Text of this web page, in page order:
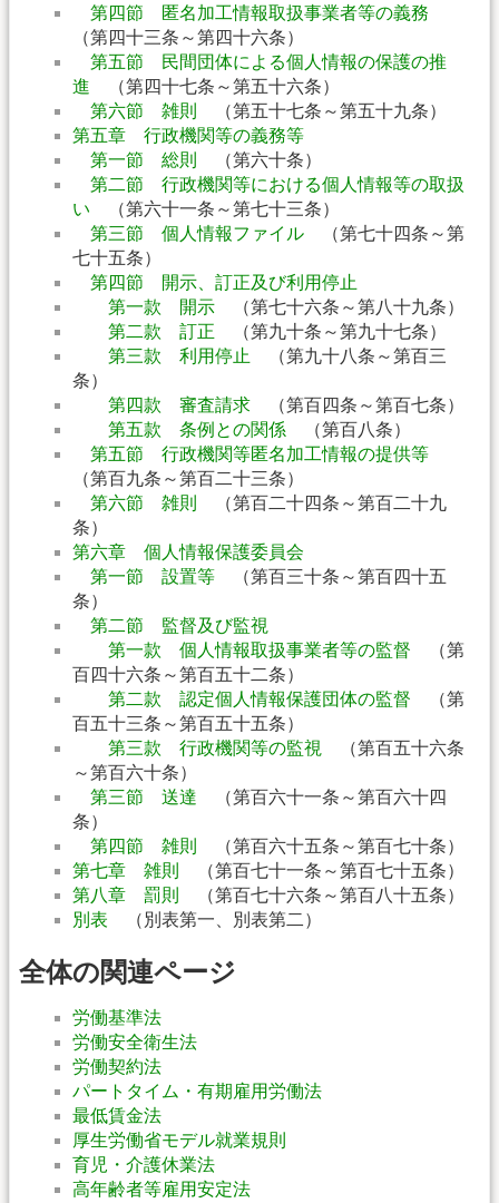
第四節 匿名加工情報取扱事業者等の義務
（第四十三条～第四十六条）
第五節 民間団体による個人情報の保護の推
進 （第四十七条～第五十六条）
第六節 雑則
（第五十七条～第五十九条）
第五章 行政機関等の義務等
第一節 総則
（第六十条）
第二節 行政機関等における個人情報等の取扱
い （第六十一条～第七十三条）
第三節 個人情報ファイル （第七十四条～第
七十五条）
第四節 開示、訂正及び利用停止
第一款 開示 （第七十六条～第八十九条）
第二款 訂正 （第九十条～第九十七条）
第三款 利用停止
（第九十八条～第百三
条）
第四款 審査請求 （第百四条～第百七条）
第五款 条例との関係 （第百八条）
第五節 行政機関等匿名加工情報の提供等
（第百九条～第百二十三条）
第六節 雑則
（第百二十四条～第百二十九
条）
第六章 個人情報保護委員会
第一節 設置等 （第百三十条～第百四十五
条）
第二節 監督及び監視
第一款 個人情報取扱事業者等の監督 （第
百四十六条～第百五十二条）
第二款 認定個人情報保護団体の監督 （第
百五十三条～第百五十五条）
第三款 行政機関等の監視
（第百五十六条
～第百六十条）
第三節 送達 （第百六十一条～第百六十四
条）
第四節 雑則
（第百六十五条～第百七十条）
第七章 雑則
（第百七十一条～第百七十五条）
第八章 罰則
（第百七十六条～第百八十五条）
別表 （別表第一、別表第二）
全体の関連ページ
労働基準法
労働安全衛生法
労働契約法
パートタイム・有期雇用労働法
最低賃金法
厚生労働省モデル就業規則
育児・介護休業法
高年齢者等雇用安定法